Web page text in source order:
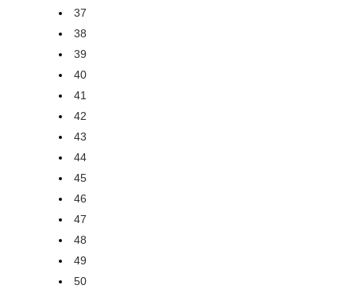
37
38
39
40
41
42
43
44
45
46
47
48
49
50